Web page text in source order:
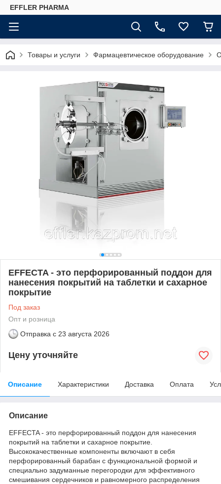
EFFLER PHARMA
Товары и услуги Фармацевтическое оборудование
EFFECTA - это перфорированный поддон для
нанесения покрытий на таблетки и сахарное
покрытие
Под заказ
Опт и розница
Отправка с 23 августа 2026
Цену уточняйте
Описание Характеристики Доставка Оплата
Описание
EFFECTA - это перфорированный поддон для нанесения
покрытий на таблетки и сахарное покрытие.
Высококачественные компоненты включают в себя
перфорированный барабан с функциональной формой и
специально задуманные перегородки для эффективного
смешивания сердечников и равномерного распределения